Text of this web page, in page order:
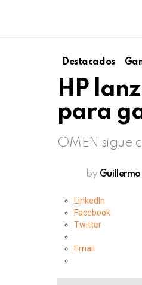
Destacados
HP
para
OMEN sigue
by
LinkedIn
Facebook
Twitter
Email